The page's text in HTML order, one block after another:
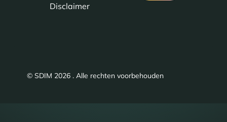
Disclaimer
© SDIM 2026 . Alle rechten voorbehouden